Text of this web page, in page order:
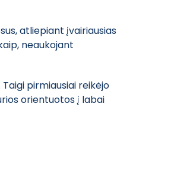
atliepiant įvairiausias
neaukojant
pirmiausiai reikėjo
orientuotos į labai